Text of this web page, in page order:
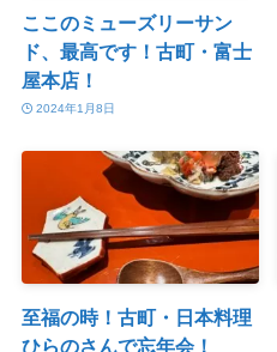
ここのミューズリーサン
ド、最高です！古町・富士
屋本店！
2024年1月8日
至福の時！古町・日本料理
ひらのさんで忘年会！